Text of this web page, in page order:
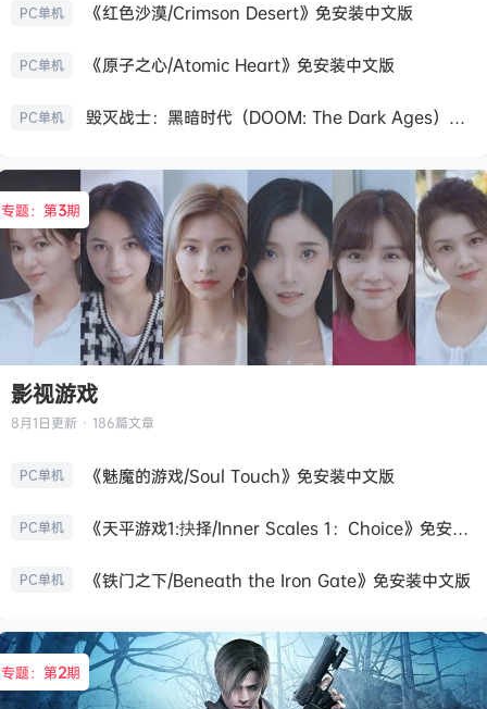
PC单机 《红色沙漠/Crimson Desert》免安装中文版
PC单机 《原子之心/Atomic Heart》免安装中文版
PC单机 毁灭战士：黑暗时代（DOOM: The Dark Ages）免安装中文版
专题：第3期
影视游戏
8月1日更新 · 186篇文章
PC单机 《魅魔的游戏/Soul Touch》免安装中文版
PC单机 《天平游戏1:抉择/Inner Scales 1：Choice》免安装中文版
PC单机 《铁门之下/Beneath the Iron Gate》免安装中文版
专题：第2期